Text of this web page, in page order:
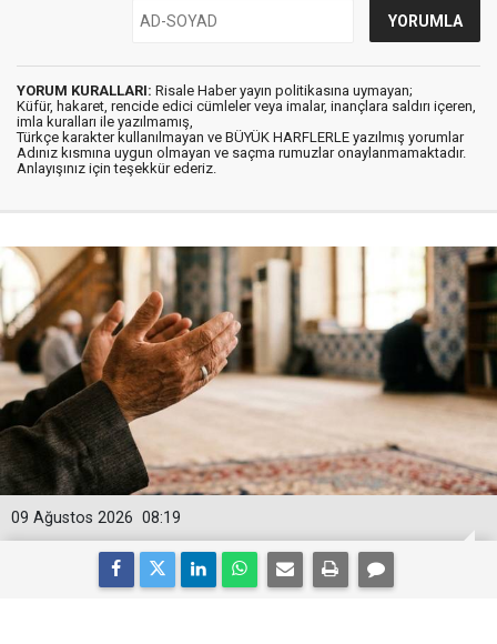
YORUM KURALLARI: Risale Haber yayın politikasına uymayan;
Küfür, hakaret, rencide edici cümleler veya imalar, inançlara saldırı içeren,
imla kuralları ile yazılmamış,
Türkçe karakter kullanılmayan ve BÜYÜK HARFLERLE yazılmış yorumlar
Adınız kısmına uygun olmayan ve saçma rumuzlar onaylanmamaktadır.
Anlayışınız için teşekkür ederiz.
08:19
09 Ağustos 2026